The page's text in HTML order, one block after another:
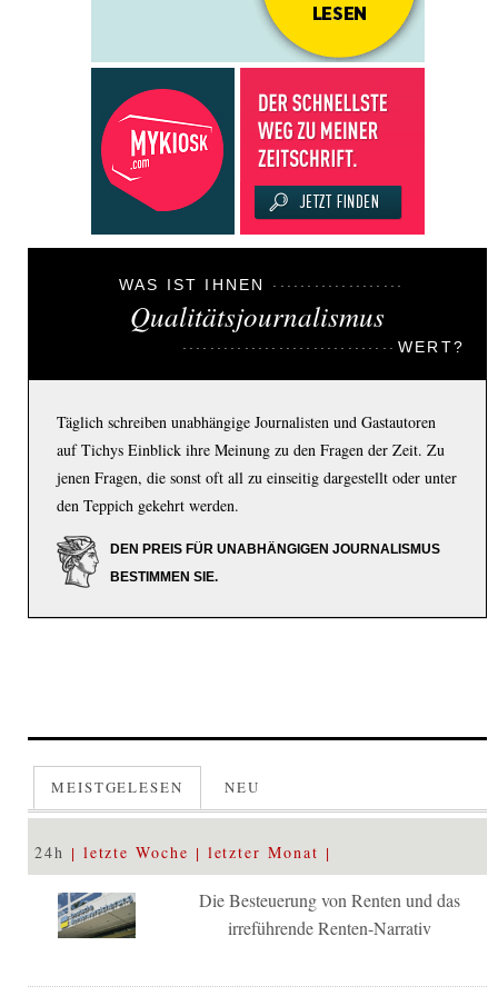
WAS IST IHNEN
Qualitätsjournalismus
WERT?
Täglich schreiben unabhängige Journalisten und Gastautoren
auf Tichys Einblick ihre Meinung zu den Fragen der Zeit. Zu
jenen Fragen, die sonst oft all zu einseitig dargestellt oder unter
den Teppich gekehrt werden.
DEN PREIS FÜR UNABHÄNGIGEN JOURNALISMUS
BESTIMMEN SIE.
MEISTGELESEN NEU
24h letzte Woche letzter Monat
Die Besteuerung von Renten und das
irreführende Renten-Narrativ